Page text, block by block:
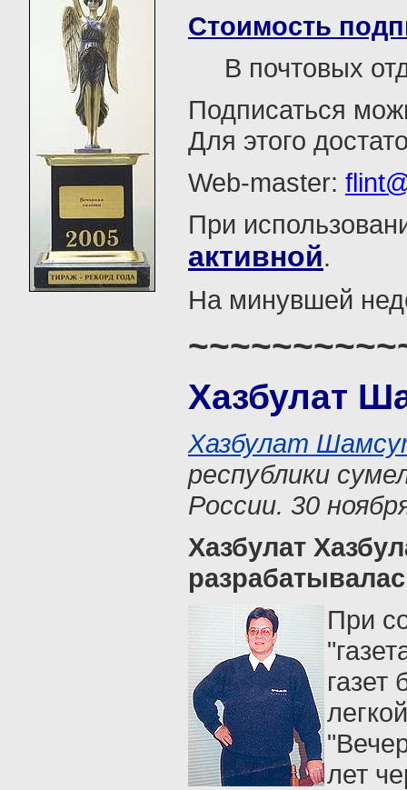
Стоимость
В почтовых
Подписаться
Для этого
Web-master:
При
активной.
На минувшей
Хазбулат
Хазбулат
республики
России. 30
Хазбулат
При
лет